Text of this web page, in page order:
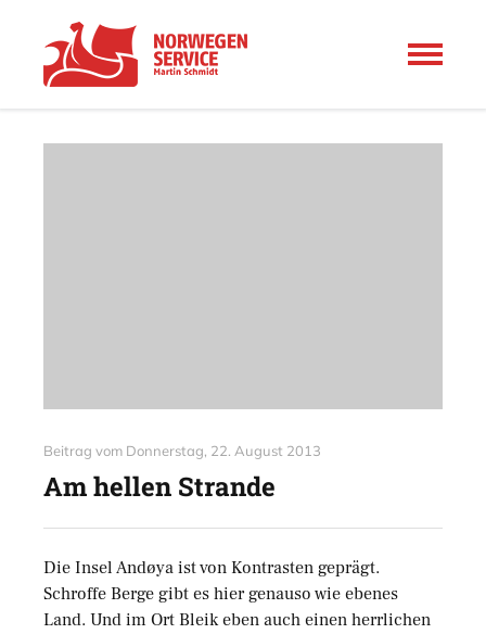
Beitrag vom Donnerstag, 22. August 2013
Am hellen Strande
Die Insel Andøya ist von Kontrasten geprägt.
Schroffe Berge gibt es hier genauso wie ebenes
Land. Und im Ort Bleik eben auch einen herrlichen